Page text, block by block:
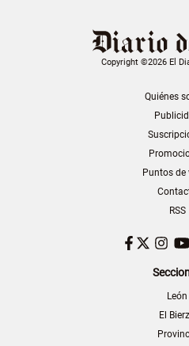
Copyright ©2026 El
Quiénes
Puntos de
RSS
Facebook
Twitter
León
El